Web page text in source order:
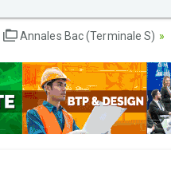
Annales Bac (Terminale S)